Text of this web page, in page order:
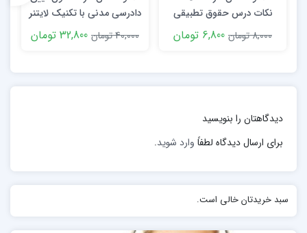
میکند و از طریق مشاهده دیگران یاد میگیرد.
نکات درس حقوق تطبیقی
8,000 تومان
6,800 تومان
دادرسی مدنی با تکنیک لایتنر
40,000 تومان
32,800 تومان
دیدگاهتان را بنویسید
برای ارسال دیدگاه لطفاً وارد شوید.
سبد خریدتان خالی است.